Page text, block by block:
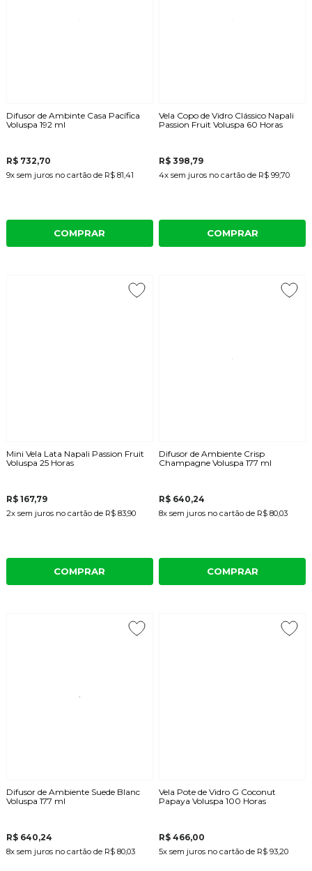
Difusor de Ambinte Casa Pacífica
Voluspa 192 ml
R$ 732,70
9x sem juros no cartãode R$ 81,41
COMPRAR
Vela Copo de Vidro Clássico Napali
Passion Fruit Voluspa 60 Horas
R$ 398,79
4x sem juros no cartão de R$ 99,70
COMPRAR
Mini Vela Lata Napali Passion Fruit
Voluspa 25 Horas
R$ 167,79
2x sem juros no cartãode R$ 83,90
COMPRAR
Difusor de Ambiente Crisp
Champagne Voluspa 177 ml
R$ 640,24
8x sem juros no cartão de R$ 80,03
COMPRAR
Difusor de Ambiente Suede Blanc
Voluspa 177 ml
R$ 640,24
8x sem juros no cartãode R$ 80,03
Vela Pote de Vidro G Coconut
Papaya Voluspa 100 Horas
R$ 466,00
5x sem juros no cartão de R$ 93,20